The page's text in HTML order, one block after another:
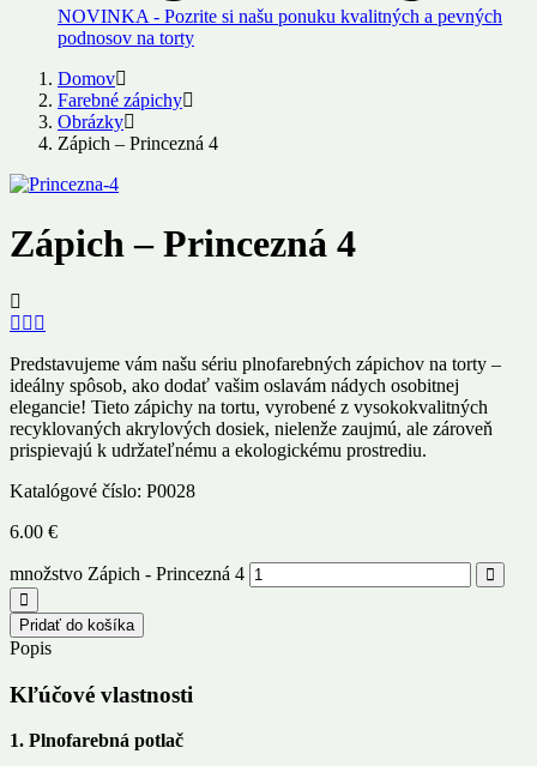
NOVINKA - Pozrite si našu ponuku kvalitných a pevných
podnosov na torty
Domov
Farebné zápichy
Obrázky
Zápich – Princezná 4
Zápich – Princezná 4
Predstavujeme vám našu sériu plnofarebných zápichov na torty –
ideálny spôsob, ako dodať vašim oslavám nádych osobitnej
elegancie! Tieto zápichy na tortu, vyrobené z vysokokvalitných
recyklovaných akrylových dosiek, nielenže zaujmú, ale zároveň
prispievajú k udržateľnému a ekologickému prostrediu.
Katalógové číslo: P0028
6.00 €
množstvo Zápich - Princezná 4
Pridať do košíka
Popis
Kľúčové vlastnosti
1. Plnofarebná potlač